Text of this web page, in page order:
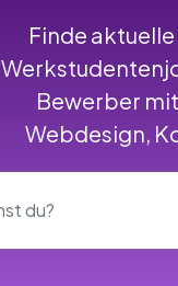
Finde
Bewerber
Webdesign,